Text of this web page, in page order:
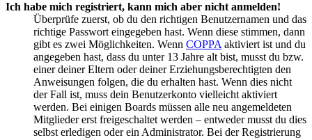
Ich habe mich registriert, kann mich aber nicht anmelden!
Überprüfe zuerst, ob du den richtigen Benutzernamen und das
richtige Passwort eingegeben hast. Wenn diese stimmen, dann
gibt es zwei Möglichkeiten. Wenn COPPA aktiviert ist und du
angegeben hast, dass du unter 13 Jahre alt bist, musst du bzw.
einer deiner Eltern oder deiner Erziehungsberechtigten den
Anweisungen folgen, die du erhalten hast. Wenn dies nicht
der Fall ist, muss dein Benutzerkonto vielleicht aktiviert
werden. Bei einigen Boards müssen alle neu angemeldeten
Mitglieder erst freigeschaltet werden – entweder musst du dies
selbst erledigen oder ein Administrator. Bei der Registrierung